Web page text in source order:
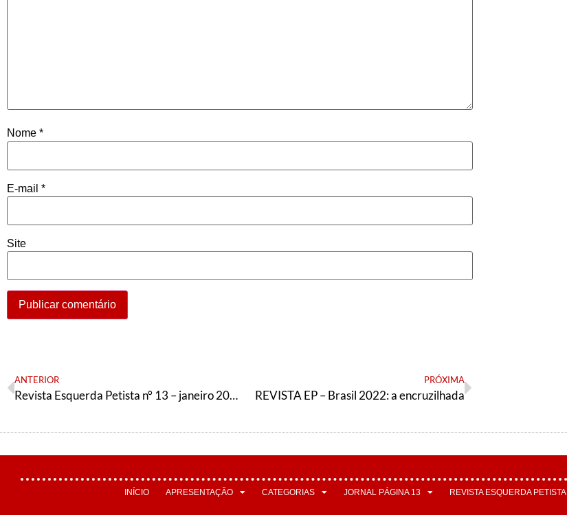
Nome *
E-mail *
Site
ANTERIOR
Revista Esquerda Petista n° 13 – janeiro 2022
PRÓXIMA
REVISTA EP – Brasil 2022: a encruzilhada
INÍCIO APRESENTAÇÃO CATEGORIAS JORNAL PÁGINA 13 REVISTA ESQUERDA PETISTA